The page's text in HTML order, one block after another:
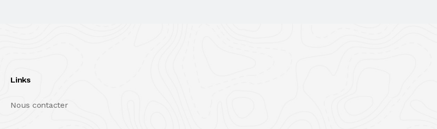
Links
Nous contacter